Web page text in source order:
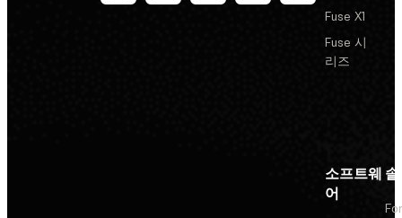
Fuse X1
Fuse 시
리즈
소프트웨
어